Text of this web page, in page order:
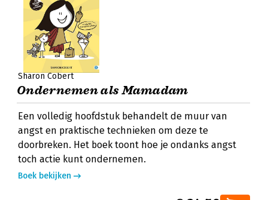
Sharon Cobert
Ondernemen als Mamadam
Een volledig hoofdstuk behandelt de muur van
angst en praktische technieken om deze te
doorbreken. Het boek toont hoe je ondanks angst
toch actie kunt ondernemen.
Boek bekijken